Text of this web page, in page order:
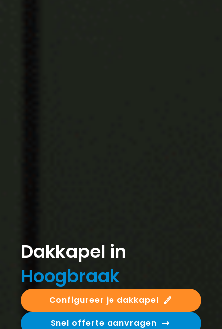
Dakkapel in
Hoogbraak
Configureer je dakkapel
Snel offerte aanvragen